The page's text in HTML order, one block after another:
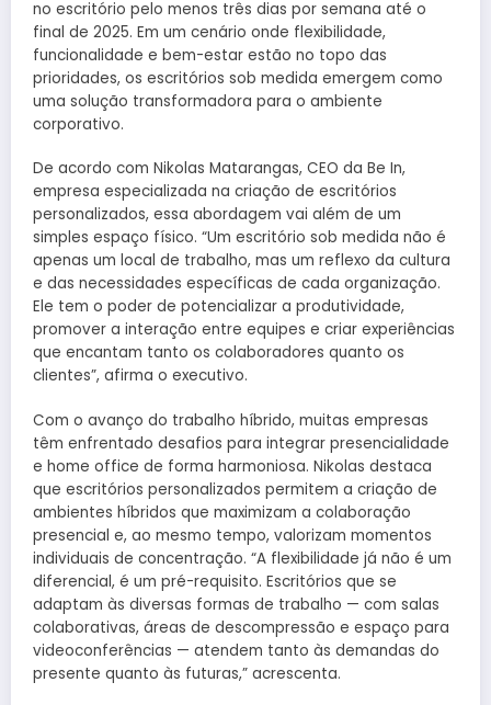
no escritório pelo menos três dias por semana até o
final de 2025. Em um cenário onde flexibilidade,
funcionalidade e bem-estar estão no topo das
prioridades, os escritórios sob medida emergem como
uma solução transformadora para o ambiente
corporativo.
De acordo com Nikolas Matarangas, CEO da Be In,
empresa especializada na criação de escritórios
personalizados, essa abordagem vai além de um
simples espaço físico. “Um escritório sob medida não é
apenas um local de trabalho, mas um reflexo da cultura
e das necessidades específicas de cada organização.
Ele tem o poder de potencializar a produtividade,
promover a interação entre equipes e criar experiências
que encantam tanto os colaboradores quanto os
clientes”, afirma o executivo.
Com o avanço do trabalho híbrido, muitas empresas
têm enfrentado desafios para integrar presencialidade
e home office de forma harmoniosa. Nikolas destaca
que escritórios personalizados permitem a criação de
ambientes híbridos que maximizam a colaboração
presencial e, ao mesmo tempo, valorizam momentos
individuais de concentração. “A flexibilidade já não é um
diferencial, é um pré-requisito. Escritórios que se
adaptam às diversas formas de trabalho — com salas
colaborativas, áreas de descompressão e espaço para
videoconferências — atendem tanto às demandas do
presente quanto às futuras,” acrescenta.